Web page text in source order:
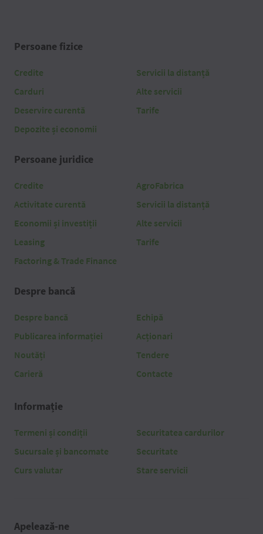
Persoane fizice
Credite
Carduri
Deservire curentă
Depozite și economii
Servicii la distanță
Alte servicii
Tarife
Persoane juridice
Credite
Activitate curentă
Economii și investiții
Leasing
Factoring & Trade Finance
AgroFabrica
Servicii la distanță
Alte servicii
Tarife
Despre bancă
Despre bancă
Publicarea informației
Noutăți
Carieră
Echipă
Acționari
Tendere
Contacte
Informație
Termeni și condiții
Sucursale și bancomate
Curs valutar
Securitatea cardurilor
Securitate
Stare servicii
Apelează-ne